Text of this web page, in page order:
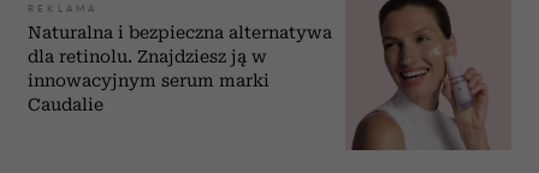
REKLAMA
Naturalna i bezpieczna alternatywa
dla retinolu. Znajdziesz ją w
innowacyjnym serum marki
Caudalie